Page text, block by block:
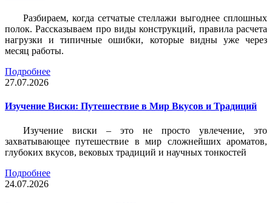
Разбираем, когда сетчатые стеллажи выгоднее сплошных
полок. Рассказываем про виды конструкций, правила расчета
нагрузки и типичные ошибки, которые видны уже через
месяц работы.
Подробнее
27.07.2026
Изучение Виски: Путешествие в Мир Вкусов и Традиций
Изучение виски – это не просто увлечение, это
захватывающее путешествие в мир сложнейших ароматов,
глубоких вкусов, вековых традиций и научных тонкостей
Подробнее
24.07.2026